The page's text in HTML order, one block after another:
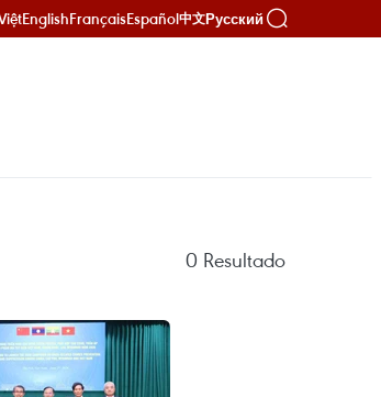
EnglishFrançaisEspañol中文Русский
0 Resultado